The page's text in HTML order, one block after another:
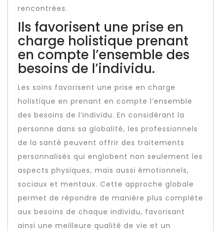
rencontrées.
Ils favorisent une prise en
charge holistique prenant
en compte l’ensemble des
besoins de l’individu.
Les soins favorisent une prise en charge
holistique en prenant en compte l’ensemble
des besoins de l’individu. En considérant la
personne dans sa globalité, les professionnels
de la santé peuvent offrir des traitements
personnalisés qui englobent non seulement les
aspects physiques, mais aussi émotionnels,
sociaux et mentaux. Cette approche globale
permet de répondre de manière plus complète
aux besoins de chaque individu, favorisant
ainsi une meilleure qualité de vie et un